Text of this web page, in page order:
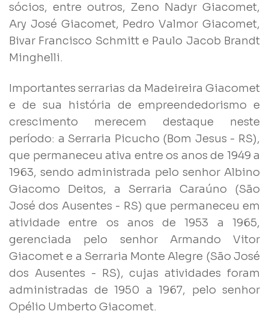
sócios, entre outros, Zeno Nadyr Giacomet,
Ary José Giacomet, Pedro Valmor Giacomet,
Bivar Francisco Schmitt e Paulo Jacob Brandt
Minghelli.
Importantes serrarias da Madeireira Giacomet
e de sua história de empreendedorismo e
crescimento merecem destaque neste
período: a Serraria Picucho (Bom Jesus - RS),
que permaneceu ativa entre os anos de 1949 a
1963, sendo administrada pelo senhor Albino
Giacomo Deitos, a Serraria Caraúno (São
José dos Ausentes - RS) que permaneceu em
atividade entre os anos de 1953 a 1965,
gerenciada pelo senhor Armando Vitor
Giacomet e a Serraria Monte Alegre (São José
dos Ausentes - RS), cujas atividades foram
administradas de 1950 a 1967, pelo senhor
Opélio Umberto Giacomet.